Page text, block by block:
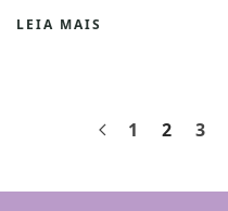
LEIA MAIS
1 2 3